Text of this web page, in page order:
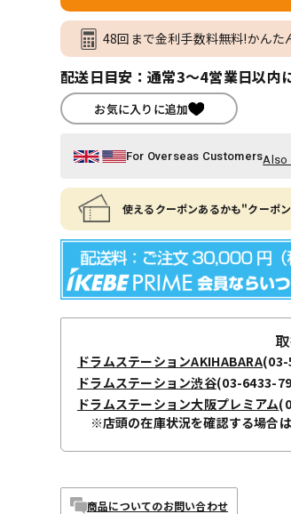
48回まで金利手数料無料!かん
配送日目安：通常3～4営業日以内
お気に入りに追加
For Overseas CustomersAlso
使えるクーポンあるかも"クーポ
ドラムステーションAKIHABARA(03-
ドラムステーション渋谷(03-6433-
ドラムステーション大阪プレミアム
※店頭の在庫状況を確認する場合
商品についてのお問い合わせ